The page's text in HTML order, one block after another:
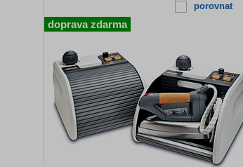
porovnat
doprava zdarma